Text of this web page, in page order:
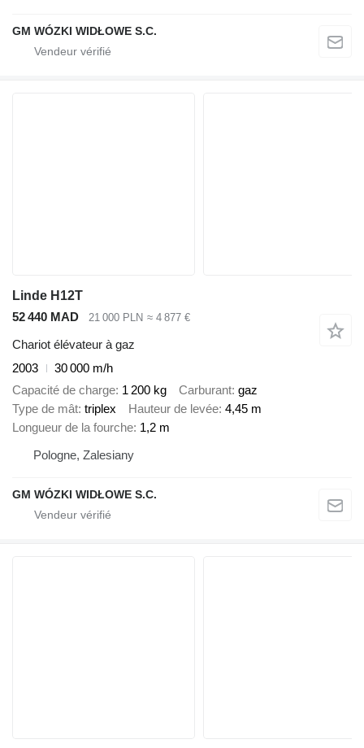
GM WÓZKI WIDŁOWE S.C.
Linde H12T
52 440 MAD
21 000 PLN ≈ 4 877 €
Chariot élévateur à gaz
2003
30 000 m/h
Capacité de charge 1 200 kg Carburant gaz
Type de mât triplex Hauteur de levée 4,45 m
Longueur de la fourche 1,2 m
Pologne, Zalesiany
GM WÓZKI WIDŁOWE S.C.